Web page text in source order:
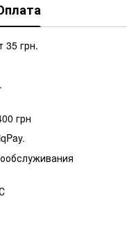
35 грн.
грн